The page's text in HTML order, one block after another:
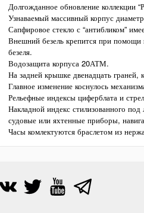
Долгожданное обновление коллекции
Узнаваемый массивный корпус
Сапфировое стекло с “антибликом”
Внешний безель крепится при помощи
безеля.
Водозащита корпуса 20АТМ.
На задней крышке двенадцать
Главное изменение коснулось
Рельефные индексы циферблата и
Накладной индекс стилизованного
судовые или яхтенные приборы,
Часы комлектуются браслетом из